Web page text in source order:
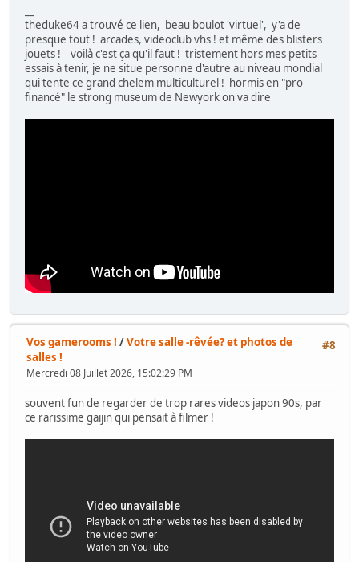
theduke64 a trouvé ce lien, beau boulot 'virtuel', y'a de
presque tout ! arcades, videoclub vhs ! et même des blisters
jouets ! voilà c'est ça qu'il faut ! tristement hors mes petits
essais à tenir, je ne situe personne d'autre au niveau mondial
qui tente ce grand chelem multiculturel ! hormis en "pro
financé" le strong museum de Newyork on va dire
#8
Vos gamerooms ! /Votre salle -rêvée? et photos de
salles !
Mercredi 08 Juillet 2026, 15:02:29 PM
souvent fun de regarder de trop rares videos japon 90s, par
ce rarissime gaijin qui pensait à filmer !